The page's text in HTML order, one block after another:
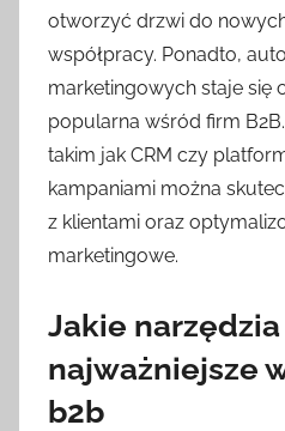
otworzyć drzwi do
współpracy. Ponadto,
marketingowych staje się
popularna wśród firm
takim jak CRM czy
kampaniami można
z klientami oraz
marketingowe.
Jakie narzędzia
najważniejsze
b2b